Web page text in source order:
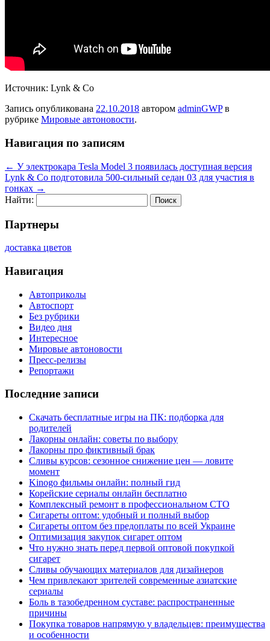
Источник: Lynk & Co
Запись опубликована 22.10.2018 автором adminGWPв
рубрике Мировые автоновости.
Навигация по записям
← У электрокара Tesla Model 3 появилась доступная версия
Lynk & Co подготовила 500-сильный седан 03 для участия в
гонках →
Найти:
Партнеры
доставка цветов
Навигация
Автоприколы
Автоспорт
Без рубрики
Видео дня
Интересное
Мировые автоновости
Пресс-релизы
Репортажи
Последние записи
Скачать бесплатные игры на ПК: подборка для
родителей
Лакорны онлайн: советы по выбору
Лакорны про фиктивный брак
Сливы курсов: сезонное снижение цен — ловите
момент
Kinogo фильмы онлайн: полный гид
Корейские сериалы онлайн бесплатно
Комплексный ремонт в профессиональном СТО
Сигареты оптом: удобный и полный выбор
Сигареты оптом без предоплаты по всей Украине
Оптимизация закупок сигарет оптом
Что нужно знать перед первой оптовой покупкой
сигарет
Сливы обучающих материалов для дизайнеров
Чем привлекают зрителей современные азиатские
сериалы
Боль в тазобедренном суставе: распространенные
причины
Покупка товаров напрямую у владельцев: преимущества
и особенности